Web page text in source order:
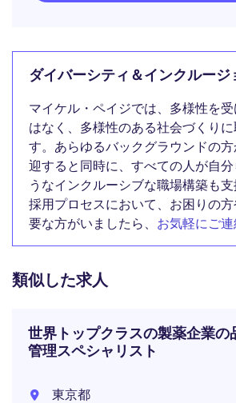
ダイバーシティ＆インクルージ
マイケル・ペイジでは、多様性を
はなく、多様性のある社会づくり
す。あらゆるバックグラウンドの
迎すると同時に、すべての人が自
うなインクルーシブな職場構築も支
採用プロセスにおいて、お困りの
要な方がいましたら、 お気軽にご
類似した求人
世界トップクラスの製薬企業の
管理スペシャリスト
東京都